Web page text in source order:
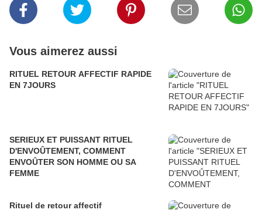
Vous aimerez aussi
RITUEL RETOUR AFFECTIF RAPIDE
EN 7JOURS
SERIEUX ET PUISSANT RITUEL
D'ENVOÛTEMENT, COMMENT
ENVOÛTER SON HOMME OU SA
FEMME
Rituel de retour affectif